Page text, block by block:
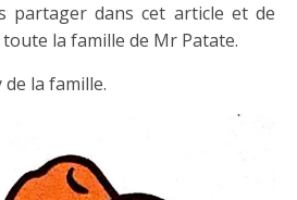
partager dans cet article et de
la famille de Mr Patate.
de la famille.